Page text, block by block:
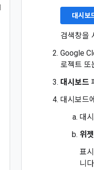
대시보
검색창을
Google
로젝트 또
대시보드
대시보드
대
위
표
니